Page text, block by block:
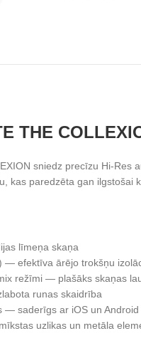
THE
sniedz precīzu Hi-
kas paredzēta gan ilgstošai
līmeņa skaņa
— efektīva ārējo trokšņu
režīmi — plašāks skaņas
runas skaidrība
— saderīgs ar iOS un Android
uzlikas un metāla